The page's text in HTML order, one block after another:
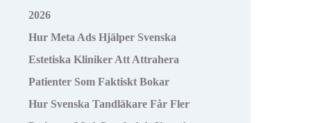
2026
Hur Meta Ads Hjälper Svenska
Estetiska Kliniker Att Attrahera
Patienter Som Faktiskt Bokar
Hur Svenska Tandläkare Får Fler